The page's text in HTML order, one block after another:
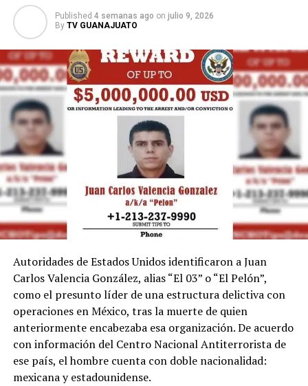
el entusiasmo de la afición puede trascender más allá de
las canchas.
Published 4 semanas ago on julio 9, 2026
By TV GUANAJUATO
Autoridades de Estados Unidos identificaron a Juan
Carlos Valencia González, alias “El 03” o “El Pelón”,
como el presunto líder de una estructura delictiva con
operaciones en México, tras la muerte de quien
anteriormente encabezaba esa organización. De acuerdo
con información del Centro Nacional Antiterrorista de
ese país, el hombre cuenta con doble nacionalidad:
mexicana y estadounidense.